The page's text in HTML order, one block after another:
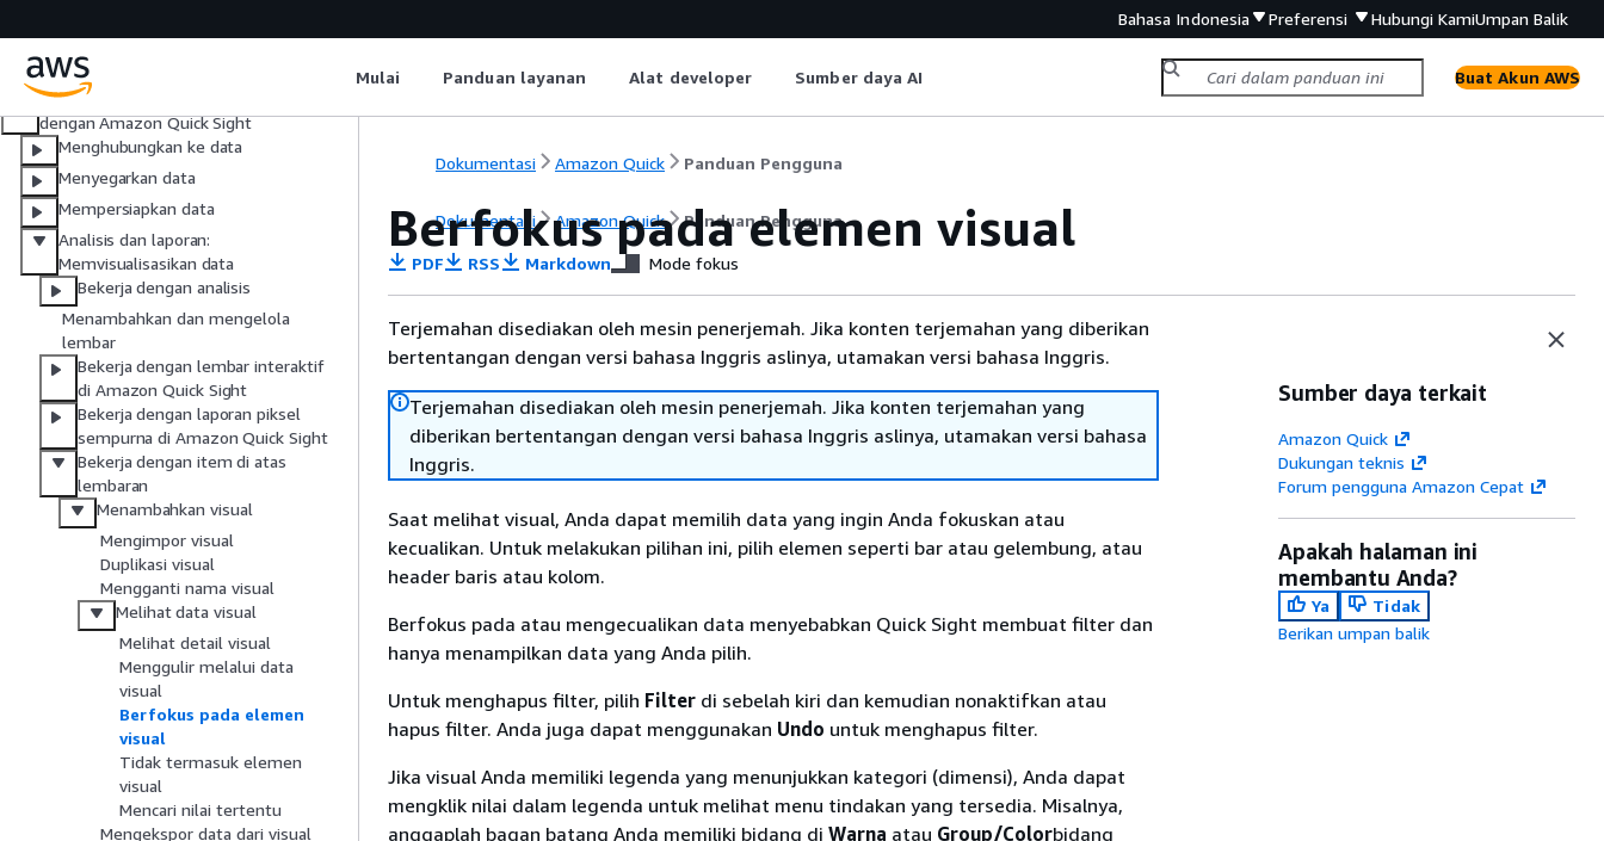
Bahasa Indonesia Preferensi Hubungi KamiUmpan Balik
Mulai Panduan layanan Alat developer Sumber daya AI Buat Akun AWS
menggunakan Amazon Quick space
Visualisasikan, analisis, dan bagikan data
dengan Amazon Quick Sight
Menghubungkan ke data
Menyegarkan data
Mempersiapkan data
Analisis dan laporan:
Memvisualisasikan data
Bekerja dengan analisis
Menambahkan dan mengelola
lembar
Bekerja dengan lembar interaktif
di Amazon Quick Sight
Bekerja dengan laporan piksel
sempurna di Amazon Quick Sight
Bekerja dengan item di atas
lembaran
Menambahkan visual
Mengimpor visual
Duplikasi visual
Mengganti nama visual
Melihat data visual
Melihat detail visual
Menggulir melalui data
visual
Berfokus pada elemen
visual
Tidak termasuk elemen
visual
Mencari nilai tertentu
Mengekspor data dari visual
Dokumentasi Amazon Quick Panduan Pengguna
Dokumentasi Amazon Quick Panduan Pengguna
Berfokus pada elemen visual
PDF RSS Markdown Mode fokus
Terjemahan disediakan oleh mesin penerjemah. Jika konten terjemahan yang diberikan
bertentangan dengan versi bahasa Inggris aslinya, utamakan versi bahasa Inggris.
Terjemahan disediakan oleh mesin penerjemah. Jika konten terjemahan yang
diberikan bertentangan dengan versi bahasa Inggris aslinya, utamakan versi bahasa
Inggris.
Saat melihat visual, Anda dapat memilih data yang ingin Anda fokuskan atau
kecualikan. Untuk melakukan pilihan ini, pilih elemen seperti bar atau gelembung, atau
header baris atau kolom.
Berfokus pada atau mengecualikan data menyebabkan Quick Sight membuat filter dan
hanya menampilkan data yang Anda pilih.
Untuk menghapus filter, pilih Filter di sebelah kiri dan kemudian nonaktifkan atau
hapus filter. Anda juga dapat menggunakan Undo untuk menghapus filter.
Jika visual Anda memiliki legenda yang menunjukkan kategori (dimensi), Anda dapat
mengklik nilai dalam legenda untuk melihat menu tindakan yang tersedia. Misalnya,
anggaplah bagan batang Anda memiliki bidang di Warna atau Group/Colorbidang
Sumber daya terkait
Amazon Quick
Dukungan teknis
Forum pengguna Amazon Cepat
Apakah halaman ini
membantu Anda?
Ya
Tidak
Berikan umpan balik